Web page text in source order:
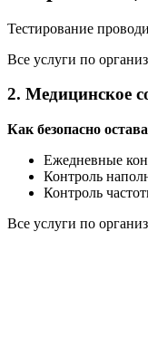
Тестирование
Все услуги по
2. Медицинское
Как безопасно
Ежедневные
Контроль
Контроль
Все услуги по